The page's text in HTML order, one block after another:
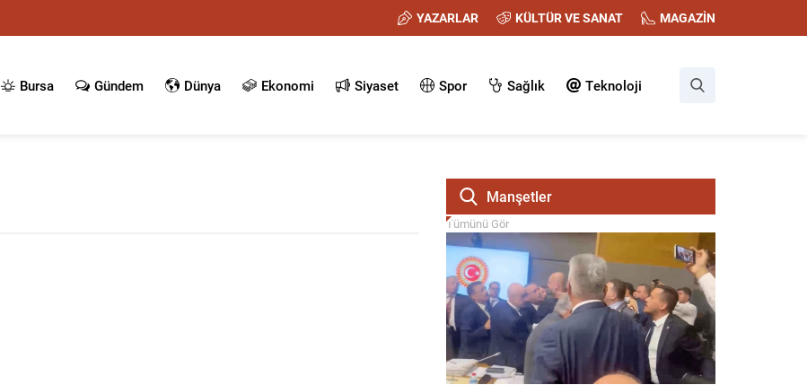
YAZARLAR KÜLTÜR VE SANAT MAGAZİN
Bursa Gündem Dünya Ekonomi Siyaset Spor Sağlık Teknoloji
Manşetler
Tümünü Gör